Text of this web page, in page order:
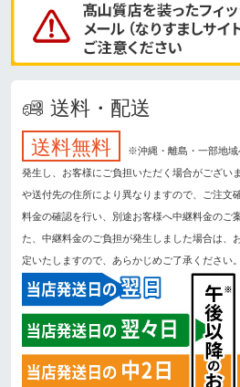
送料・配送
送料無料
※沖縄・離島・一部地
発生し、お客様にご負担いただく場合がござい
や送付先の住所により異なりますので、ご注文
料金の確認を行い、別途お客様へ中継料金のご
た、中継料金のご負担が発生しました場合は、
定いたしますので、あらかじめご了承ください。